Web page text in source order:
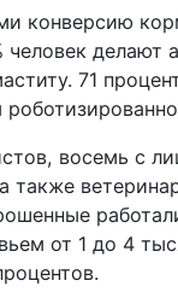
конверсию
делают
71
восемь с
также
от 1 до 4